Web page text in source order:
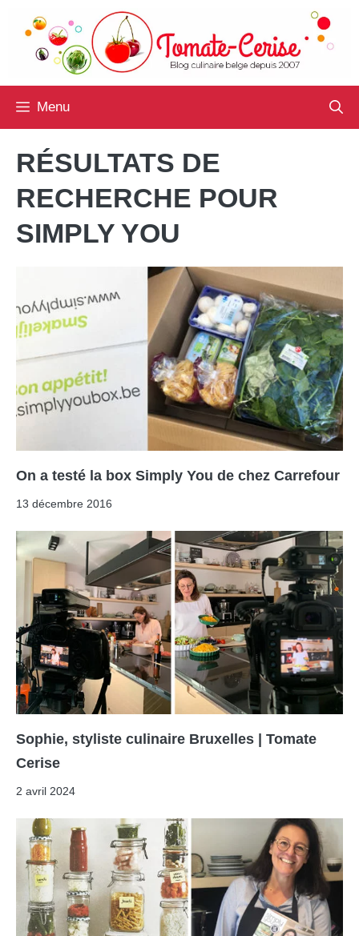
contenu
Menu
RÉSULTATS DE
RECHERCHE POUR
SIMPLY YOU
On a testé la box Simply You de chez Carrefour
13 décembre 2016
Sophie, styliste culinaire Bruxelles | Tomate
Cerise
2 avril 2024